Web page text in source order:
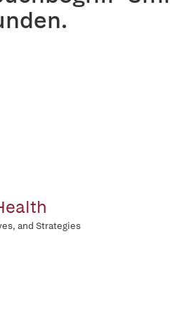
and Strategies